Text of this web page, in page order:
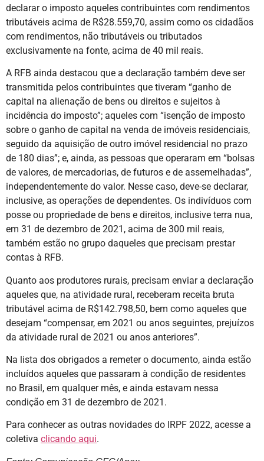
declarar o imposto aqueles contribuintes com rendimentos
tributáveis acima de R$28.559,70, assim como os cidadãos
com rendimentos, não tributáveis ou tributados
exclusivamente na fonte, acima de 40 mil reais.
A RFB ainda destacou que a declaração também deve ser
transmitida pelos contribuintes que tiveram “ganho de
capital na alienação de bens ou direitos e sujeitos à
incidência do imposto”; aqueles com “isenção de imposto
sobre o ganho de capital na venda de imóveis residenciais,
seguido da aquisição de outro imóvel residencial no prazo
de 180 dias”; e, ainda, as pessoas que operaram em “bolsas
de valores, de mercadorias, de futuros e de assemelhadas”,
independentemente do valor. Nesse caso, deve-se declarar,
inclusive, as operações de dependentes. Os indivíduos com
posse ou propriedade de bens e direitos, inclusive terra nua,
em 31 de dezembro de 2021, acima de 300 mil reais,
também estão no grupo daqueles que precisam prestar
contas à RFB.
Quanto aos produtores rurais, precisam enviar a declaração
aqueles que, na atividade rural, receberam receita bruta
tributável acima de R$142.798,50, bem como aqueles que
desejam “compensar, em 2021 ou anos seguintes, prejuízos
da atividade rural de 2021 ou anos anteriores”.
Na lista dos obrigados a remeter o documento, ainda estão
incluídos aqueles que passaram à condição de residentes
no Brasil, em qualquer mês, e ainda estavam nessa
condição em 31 de dezembro de 2021.
Para conhecer as outras novidades do IRPF 2022, acesse a
coletiva clicando aqui.